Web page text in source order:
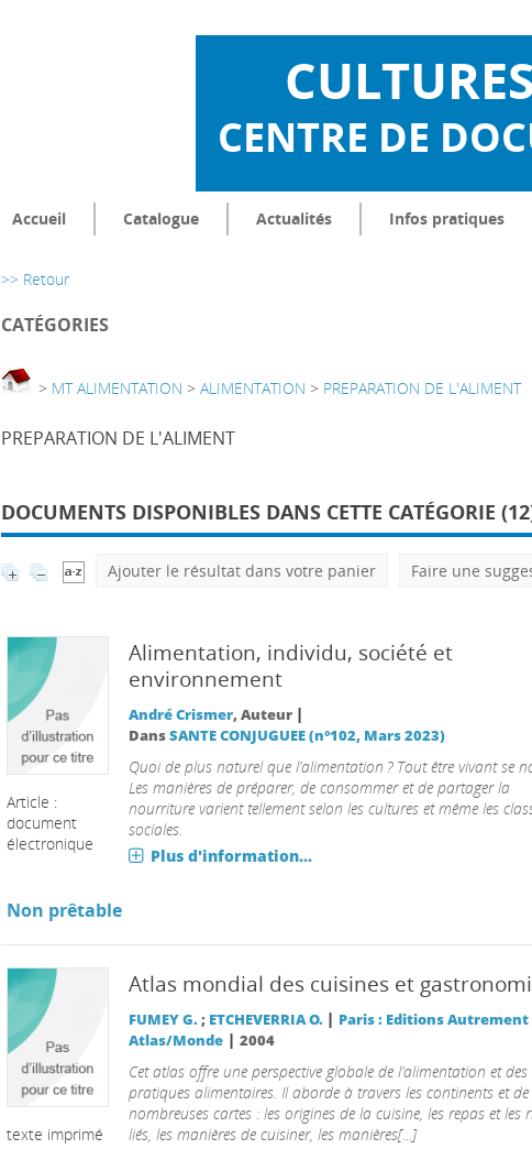
CENTRE DE
Accueil Catalogue Actualités Infos pratiques
>> Retour
CATÉGORIES
> MT ALIMENTATION > ALIMENTATION > PREPARATION DE L'ALIMENT
PREPARATION DE L'ALIMENT
DOCUMENTS DISPONIBLES DANS CETTE CATÉGORIE
Ajouter le résultat dans votre panier Faire une
Article :
document
électronique
Alimentation, individu, société et
environnement
André Crismer, Auteur |
DansSANTE CONJUGUEE (n°102, Mars 2023)
Quoi de plus naturel que l’alimentation ? Tout être vivant se
Les manières de préparer, de consommer et de partager la
nourriture varient tellement selon les cultures et même les
sociales.
Plus d'information...
Non prêtable
texte imprimé
Atlas mondial des cuisines et
FUMEY G.; ETCHEVERRIA O. | Paris : Editions Autrement
Atlas/Monde| 2004
Cet atlas offre une perspective globale de l’alimentation et des
pratiques alimentaires. Il aborde à travers les continents et de
nombreuses cartes : les origines de la cuisine, les repas et les
liés, les manières de cuisiner, les manières[...]